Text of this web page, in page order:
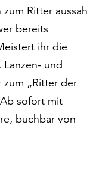
Ritter aussah
bereits
ihr die
und
„Ritter der
sofort mit
buchbar von